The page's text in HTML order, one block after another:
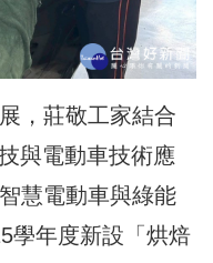
，莊敬工家結合
與電動車技術應
慧電動車與綠能
學年度新設「烘焙